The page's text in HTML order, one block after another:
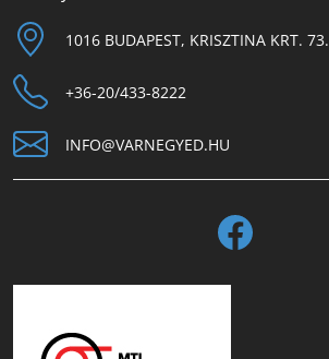
1016 BUDAPEST, KRISZTINA KRT. 73.
+36-20/433-8222
INFO@VARNEGYED.HU